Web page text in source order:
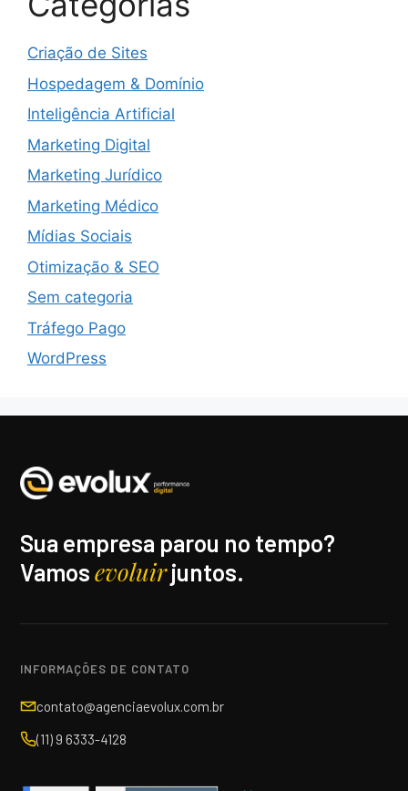
Criação de Sites
Hospedagem & Domínio
Inteligência Artificial
Marketing Digital
Marketing Jurídico
Marketing Médico
Mídias Sociais
Otimização & SEO
Sem categoria
Tráfego Pago
WordPress
Sua empresa parou no tempo?
Vamosevoluirjuntos.
INFORMAÇÕES DE CONTATO
contato@agenciaevolux.com.br
(11) 9 6333-4128